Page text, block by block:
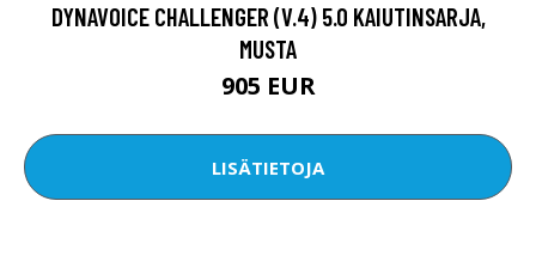
DYNAVOICE CHALLENGER (V.4) 5.0 KAIUTINSARJA,
MUSTA
905 EUR
LISÄTIETOJA